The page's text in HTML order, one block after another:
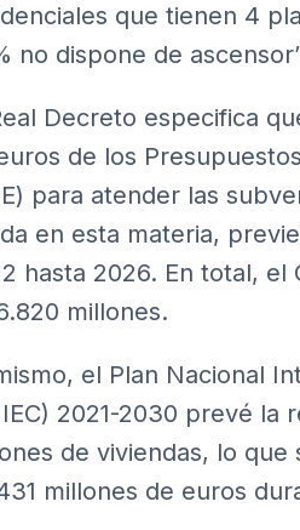
que tienen 4
no dispone de
Decreto especifica
de los
para atender las
en esta materia,
hasta 2026. En total, el
millones.
el Plan Nacional
2021-2030 prevé la
de viviendas, lo
millones de euros